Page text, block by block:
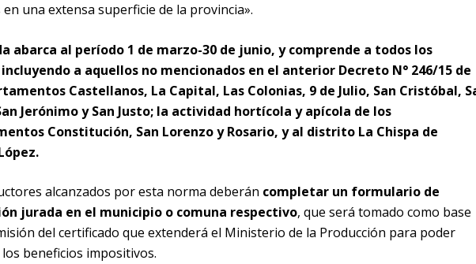
una extensa superficie de la provincia».
abarca al período 1 de marzo-30 de junio, y comprende a todos los
a aquellos no mencionados en el anterior Decreto N° 246/15 de
Castellanos, La Capital, Las Colonias, 9 de Julio, San Cristóbal,
Jerónimo y San Justo; la actividad hortícola y apícola de los
Constitución, San Lorenzo y Rosario, y al distrito La Chispa de
alcanzados por esta norma deberán completar un formulario de
jurada en el municipio o comuna respectivo, que será tomado como base
del certificado que extenderá el Ministerio de la Producción para poder
los beneficios impositivos.